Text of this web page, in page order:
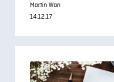
Martin Wan
14.12.17